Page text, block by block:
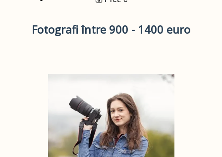
Fotografi între 900 - 1400 euro